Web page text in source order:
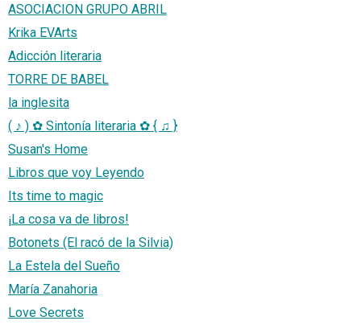
ASOCIACION GRUPO ABRIL
Krika EVArts
Adicción literaria
TORRE DE BABEL
la inglesita
( ♪ ) ✿ Sintonía literaria ✿ { ♫ }
Susan's Home
Libros que voy Leyendo
Its time to magic
¡La cosa va de libros!
Botonets (El racó de la Silvia)
La Estela del Sueño
María Zanahoria
Love Secrets